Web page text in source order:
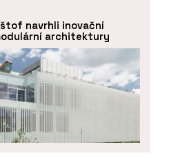
navrhli inovační
architektury